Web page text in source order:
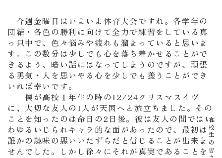
今週金曜日はいよいよ体育大会ですね。各学年の
団結・各色の勝利に向けて全力で練習をしている真
っ只中で、色々悩みや疲れも溜まっていると思いま
す。この数分は少しでも心を落ち着かせることがで
きるよう、暗い話にはなってしまうのですが、頑張
る勇気・人を思いやる心を少しでも養うことができ
いれば幸いです。
僕が高校１年生の時の12/24クリスマスイヴ
に、大切な友人の1人が天国へと旅立ちました。その
ことを知ったのは命日の2日後。彼は友人の間ではい
わゆるいじられキャラ的な面があったので、最初は
誰かの趣味の悪いいたずらだと信じることが出来ま
せんでした。しかし徐々にそれが真実であることを
資料請求
在校生の皆さま